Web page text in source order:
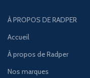
À PROPOS DE RADPER
Accueil
À propos de Radper
Nos marques